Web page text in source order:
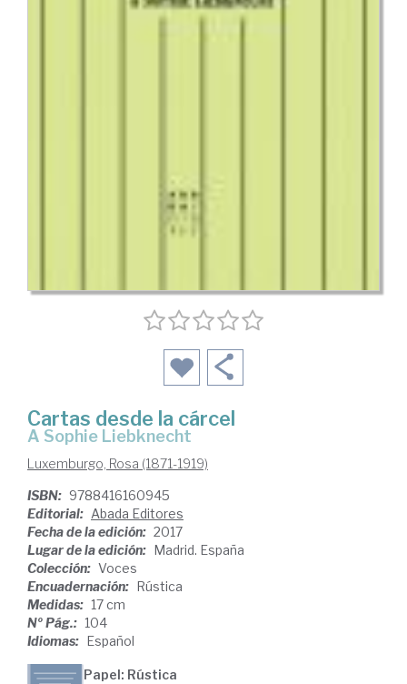
Cartas desde la cárcel
a Sophie Liebknecht
Luxemburgo, Rosa (1871-1919)
ISBN: 9788416160945
Editorial: Abada Editores
Fecha de la edición: 2017
Lugar de la edición: Madrid. España
Colección: Voces
Encuadernación: Rústica
Medidas: 17 cm
Nº Pág.: 104
Idiomas: Español
Papel: Rústica